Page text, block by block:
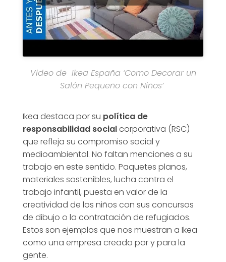
Video de Ikea España ‘Como Decorar un
Salón Pequeño con Niños’
Ikea destaca por su política de
responsabilidad socialcorporativa (RSC)
que refleja su compromiso social y
medioambiental. No faltan menciones a su
trabajo en este sentido. Paquetes planos,
materiales sostenibles, lucha contra el
trabajo infantil, puesta en valor de la
creatividad de los niños con sus concursos
de dibujo o la contratación de refugiados.
Estos son ejemplos que nos muestran a Ikea
como una empresa creada por y para la
gente.